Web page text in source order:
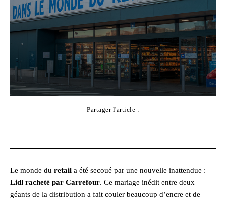
Partager l'article :
Le monde du retail a été secoué par une nouvelle inattendue :
Lidl racheté par Carrefour. Ce mariage inédit entre deux
géants de la distribution a fait couler beaucoup d’encre et de